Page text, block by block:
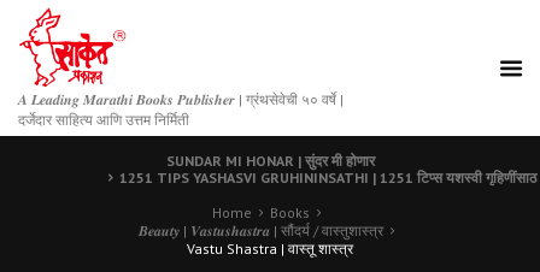
𝑨 𝑳𝒆𝒂𝒅𝒊𝒏𝒈 𝑴𝒂𝒓𝒂𝒕𝒉𝒊 𝑩𝒐𝒐𝒌𝒔 𝑷𝒖𝒃𝒍𝒊𝒔𝒉𝒆𝒓 | ग्रंथसेवेची ५० वर्षे |
दर्जेदार साहित्य आणि उत्तम निर्मिती
SUNDAR MI HONAR | सुंदर मी होणार
1251 TIPS YASHASVI GRUHININSATHI | 1251 टिप्स यशस्वी गृहिणींसाठ
Home
Books
𝑩𝒆𝒂𝒖𝒕𝒚 | 𝑽𝒂𝒔𝒕𝒖𝒔𝒉𝒂𝒔𝒕𝒓𝒂 | सौंदर्य / वास्तुशास्त्र
Vastu Shastra | वास्तू शास्त्र